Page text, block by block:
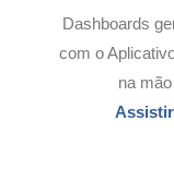
Dashboards
com o
na mão
Assistir